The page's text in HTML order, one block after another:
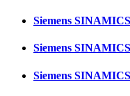
Siemens
Siemens
Siemens